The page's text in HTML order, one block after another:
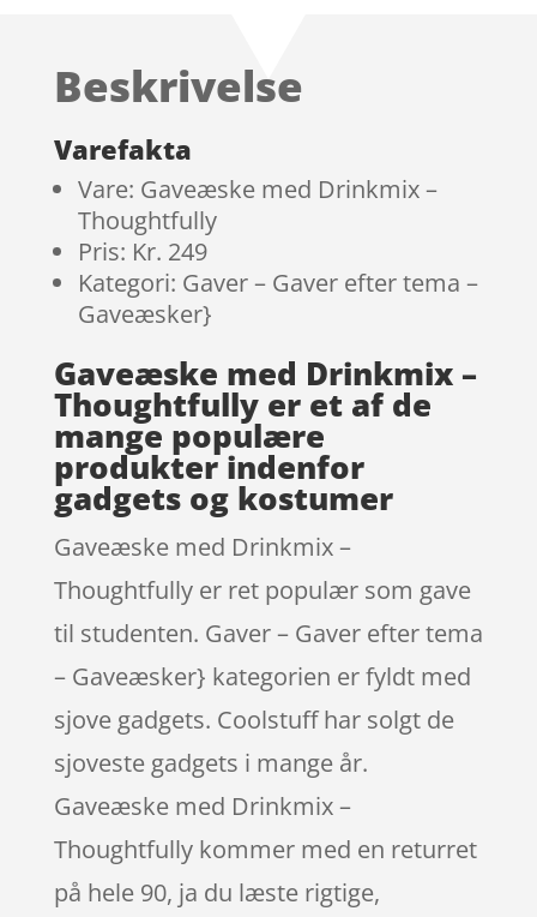
Beskrivelse
Varefakta
Vare: Gaveæske med Drinkmix –
Thoughtfully
Pris: Kr. 249
Kategori: Gaver – Gaver efter tema –
Gaveæsker}
Gaveæske med Drinkmix –
Thoughtfully er et af de
mange populære
produkter indenfor
gadgets og kostumer
Gaveæske med Drinkmix –
Thoughtfully er ret populær som gave
til studenten. Gaver – Gaver efter tema
– Gaveæsker} kategorien er fyldt med
sjove gadgets. Coolstuff har solgt de
sjoveste gadgets i mange år.
Gaveæske med Drinkmix –
Thoughtfully kommer med en returret
på hele 90, ja du læste rigtige,